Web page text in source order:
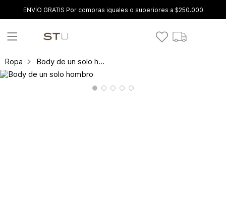
ENVÍO GRATIS Por compras iguales o superiores a $250.000
Ropa Body de un solo hombro